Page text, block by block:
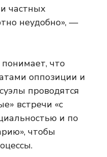
частных
неудобно», —
что
оппозиции и
проводятся
встречи «с
и по
чтобы